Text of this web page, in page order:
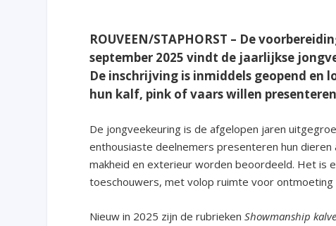
ROUVEEN/STAPHORST – De
september 2025 vindt de jaarlijkse
De inschrijving is inmiddels geopend en
hun kalf, pink of vaars willen
De jongveekeuring is de afgelopen jaren
enthousiaste deelnemers presenteren hun
makheid en exterieur worden beoordeeld. Het is
toeschouwers, met volop ruimte voor
Nieuw in 2025 zijn de rubriekenShowmanship